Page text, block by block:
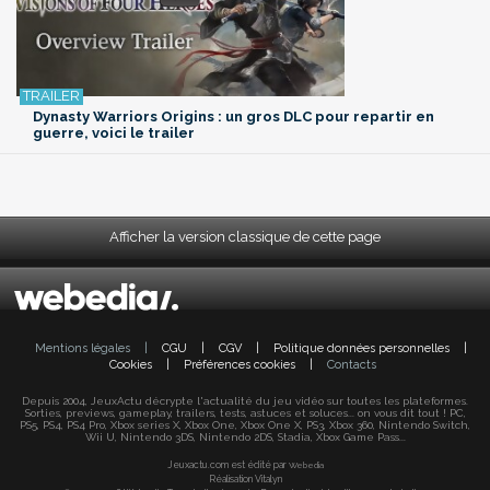
Dynasty Warriors Origins : un gros DLC pour repartir en
guerre, voici le trailer
Afficher la version classique de cette page
Mentions légales CGU CGV Politique données personnelles
Cookies
Préférences cookies Contacts
Depuis 2004, JeuxActu décrypte l'actualité du jeu vidéo sur toutes les plateformes.
Sorties, previews, gameplay, trailers, tests, astuces et soluces... on vous dit tout ! PC,
PS5, PS4, PS4 Pro, Xbox series X, Xbox One, Xbox One X, PS3, Xbox 360, Nintendo Switch,
Wii U, Nintendo 3DS, Nintendo 2DS, Stadia, Xbox Game Pass...
Jeuxactu.com est édité par Webedia
Réalisation Vitalyn